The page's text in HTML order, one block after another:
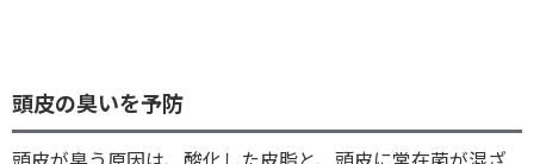
頭皮の臭いを予防